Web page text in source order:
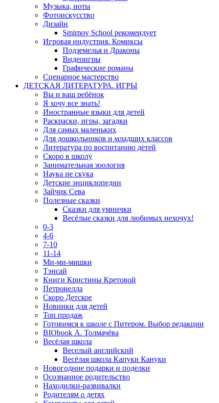
Музыка, ноты
Фотоискусство
Дизайн
Smirnov School рекомендует
Игровая индустрия. Комиксы
Подземелья и Драконы
Видеоигры
Графические романы
Сценарное мастерство
ДЕТСКАЯ ЛИТЕРАТУРА. ИГРЫ
Вы и ваш ребёнок
Я хочу все знать!
Иностранные языки для детей
Раскраски, игры, загадки
Для самых маленьких
Для дошкольников и младших классов
Литература по воспитанию детей
Скоро в школу
Занимательная зоология
Наука не скука
Детские энциклопедии
Зайчик Сева
Полезные сказки
Сказки для умнички
Весёлые сказки для любимых нехочух!
0-3
4-6
7-10
11-14
Ми-ми-мишки
Тэнсай
Книги Кристины Кретовой
Петронелла
Скоро Детское
Новинки для детей
Топ продаж
Готовимся к школе с Питером. Выбор редакции
BIObook А. Толмачёва
Весёлая школа
Веселый английский
Весёлая школа Капуки Кануки
Новогодние подарки и поделки
Осознанное родительство
Находилки-развивалки
Родителям о детях